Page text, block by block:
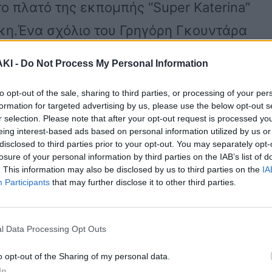
- Do Not Process My Personal Information
opt-out of the sale, sharing to third parties, or processing of your
for targeted advertising by us, please use the below opt-out
selection. Please note that after your opt-out request is processed
interest-based ads based on personal information utilized by us
to third parties prior to your opt-out. You may separately
of your personal information by third parties on the IAB’s list of
This information may also be disclosed by us to third parties on the
Participants that may further disclose it to other third parties.
Data Processing Opt Outs
opt-out of the Sharing of my personal data.
πλατό της εκπομπής “Super Katerina”
σχόλιο του Γρηγόρη Γκουντάρα
για τη διαφωνία της Κατερίνας
Δεν μου αρέσει να μιλώ για τρίτους
Δεν το κάνω εγώ. Δεν μπορώ να
σχολιάζουμε όλοι τα πάντα είναι
χρόνια αυτό. Αν δεν το ξέρετε, να
άνθρωπος, που είναι τηλεοπτικό